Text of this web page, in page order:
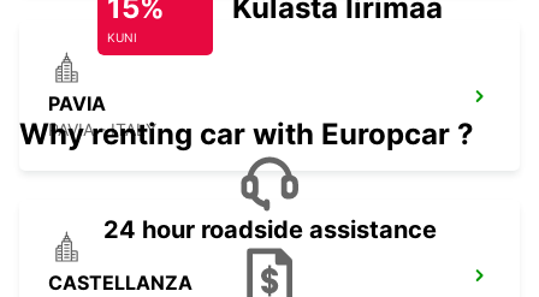
PAVIA
PAVIA - ITALY
CASTELLANZA
15%
KUNI
Külasta Iirimaad
Why renting car with Europcar ?
24 hour roadside assistance